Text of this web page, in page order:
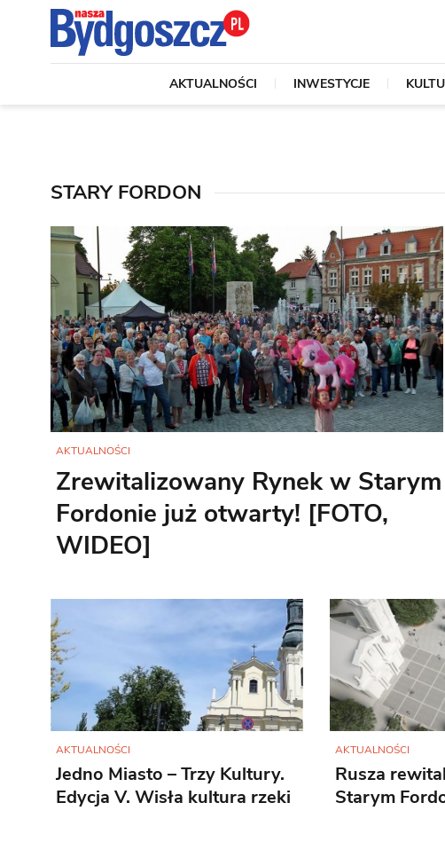
AKTUALNOŚCI INWESTYCJE
STARY FORDON
AKTUALNOŚCI
Zrewitalizowany Rynek w Starym
Fordonie już otwarty! [FOTO,
WIDEO]
AKTUALNOŚCI
Jedno Miasto – Trzy Kultury.
Edycja V. Wisła kultura rzeki
AKTUALNOŚCI
Rusza
Starym